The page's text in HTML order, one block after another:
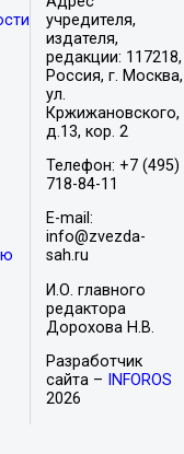
учредителя,
издателя,
редакции: 117218,
Россия, г. Москва,
ул.
Кржижановского,
д.13, кор. 2
Телефон: +7 (495)
718-84-11
E-mail:
info@zvezda-
sah.ru
И.О. главного
редактора
Дорохова Н.В.
Разработчик
сайта –
INFOROS
2026